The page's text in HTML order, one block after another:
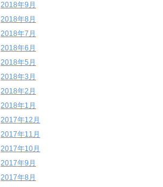
2018年9月
2018年8月
2018年7月
2018年6月
2018年5月
2018年3月
2018年2月
2018年1月
2017年12月
2017年11月
2017年10月
2017年9月
2017年8月